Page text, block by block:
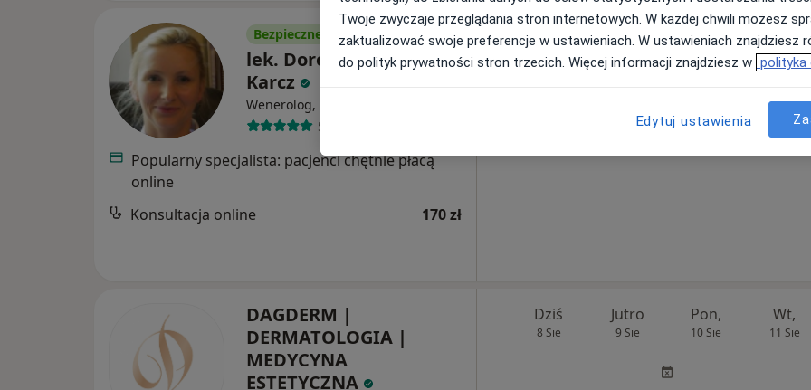
Bezpieczne płatności
lek. Dorota Mączyńska-
Karcz
Wenerolog, Dermatolog
511 opinii
Popularny specjalista: pacjenci chętnie płacą
online
Konsultacja online
170 zł
Dziś Jutro Pon, Wt,
11 Sie
Umawianie online nie jest dostępne
DAGDERM |
DERMATOLOGIA |
MEDYCYNA
ESTETYCZNA
Dziś
8 Sie
Jutro
9 Sie
Pon,
10 Sie
Wt,
11 Sie
Twoje zwyczaje przeglądania stron internetowych. W każdej chwili możesz
zaktualizować swoje preferencje w ustawieniach. W ustawieniach znajdziesz
do polityk prywatności stron trzecich. Więcej informacji znajdziesz w polityka
Edytuj ustawienia